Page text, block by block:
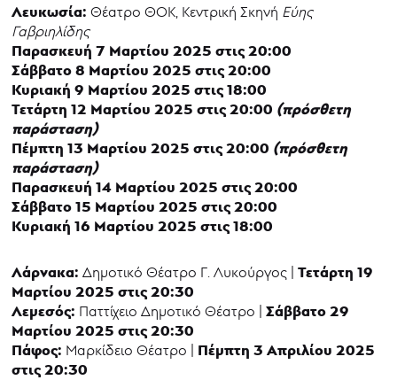
Λευκωσία:Θέατρο ΘΟΚ, Κεντρική Σκηνή Εύης
Γαβριηλίδης
Παρασκευή 7 Μαρτίου 2025 στις 20:00
Σάββατο 8 Μαρτίου 2025 στις 20:00
Κυριακή 9 Μαρτίου 2025 στις 18:00
Τετάρτη 12 Μαρτίου 2025 στις 20:00 (πρόσθετη
παράσταση)
Πέμπτη 13 Μαρτίου 2025 στις 20:00 (πρόσθετη
παράσταση)
Παρασκευή 14 Μαρτίου 2025 στις 20:00
Σάββατο 15 Μαρτίου 2025 στις 20:00
Κυριακή 16 Μαρτίου 2025 στις 18:00
Λάρνακα: Δημοτικό Θέατρο Γ. Λυκούργος |Τετάρτη 19
Μαρτίου 2025 στις 20:30
Λεμεσός: Παττίχειο Δημοτικό Θέατρο |Σάββατο 29
Μαρτίου 2025 στις 20:30
Πάφος: Μαρκίδειο Θέατρο | Πέμπτη 3 Απριλίου 2025
στις 20:30